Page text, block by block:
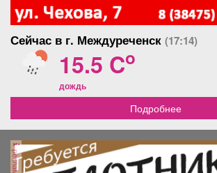
Сейчас в г. Междуреченск (17:14)
15.5 Co
дождь
Подробнее
реклама